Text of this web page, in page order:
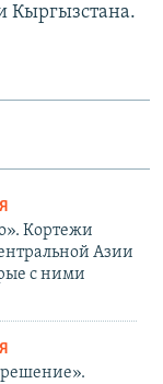
Кыргызстана.
Кортежи
Азии
с ними
решение».